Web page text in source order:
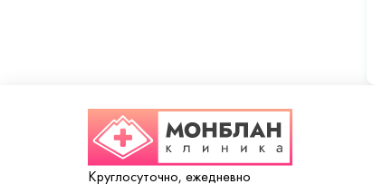
Круглосуточно, ежедневно